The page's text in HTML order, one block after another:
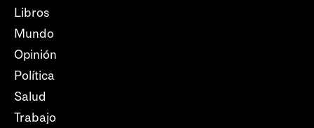
Libros
Mundo
Opinión
Política
Salud
Trabajo